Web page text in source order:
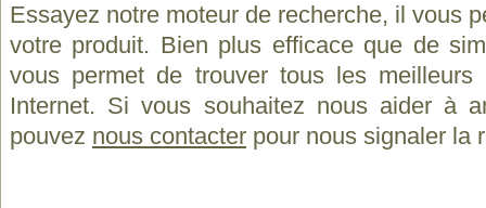
Essayez notre moteur de recherche, il vous
votre produit. Bien plus efficace que de
vous permet de trouver tous les
Internet. Si vous souhaitez nous aider à
pouvez nous contacter pour nous signaler la